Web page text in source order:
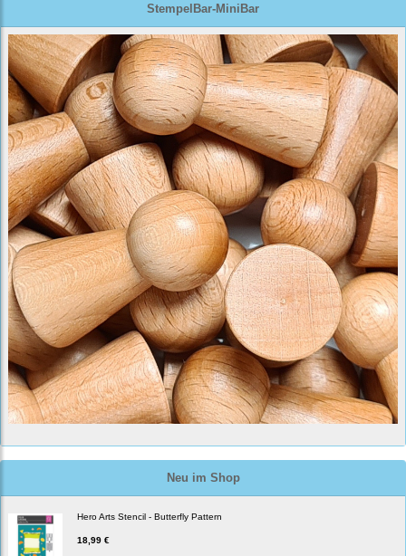
StempelBar-MiniBar
Neu im Shop
Hero Arts Stencil - Butterfly Pattern
18,99 €